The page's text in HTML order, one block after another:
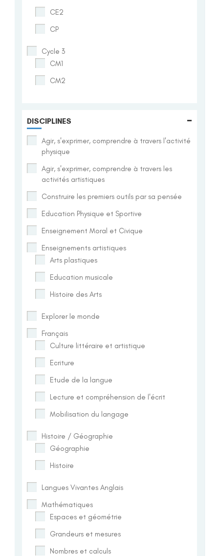
CE2
CP
Cycle 3
CM1
CM2
DISCIPLINES -
Agir, s'exprimer, comprendre à travers l'activité
physique
Agir, s'exprimer, comprendre à travers les
activités artistiques
Construire les premiers outils par sa pensée
Education Physique et Sportive
Enseignement Moral et Civique
Enseignements artistiques
Arts plastiques
Education musicale
Histoire des Arts
Explorer le monde
Français
Culture littéraire et artistique
Ecriture
Etude de la langue
Lecture et compréhension de l'écrit
Mobilisation du langage
Histoire / Géographie
Géographie
Histoire
Langues Vivantes Anglais
Mathématiques
Espaces et géométrie
Grandeurs et mesures
Nombres et calculs